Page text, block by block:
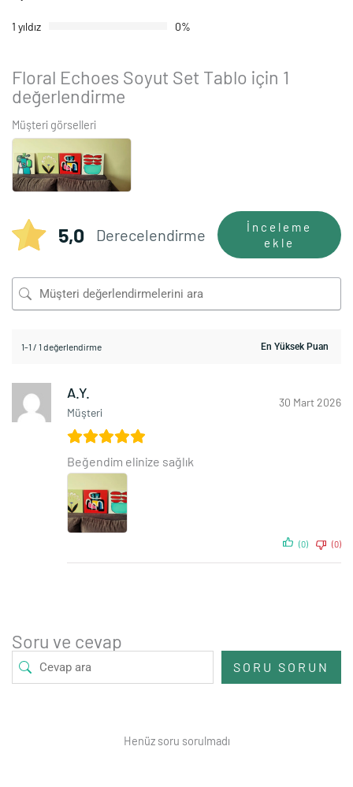
1 yıldız 0%
Floral Echoes Soyut Set Tablo için 1
değerlendirme
Müşteri görselleri
5,0 Derecelendirme
İnceleme
ekle
1-1 / 1 değerlendirme
A.Y.
Müşteri
30 Mart 2026
Beğendim elinize sağlık
(0) (0)
Soru ve cevap
SORU SORUN
Henüz soru sorulmadı